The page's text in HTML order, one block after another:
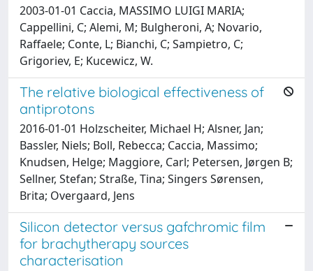
2003-01-01 Caccia, MASSIMO LUIGI MARIA;
Cappellini, C; Alemi, M; Bulgheroni, A; Novario,
Raffaele; Conte, L; Bianchi, C; Sampietro, C;
Grigoriev, E; Kucewicz, W.
The relative biological effectiveness of
antiprotons
2016-01-01 Holzscheiter, Michael H; Alsner, Jan;
Bassler, Niels; Boll, Rebecca; Caccia, Massimo;
Knudsen, Helge; Maggiore, Carl; Petersen, Jørgen B;
Sellner, Stefan; Straße, Tina; Singers Sørensen,
Brita; Overgaard, Jens
Silicon detector versus gafchromic film
for brachytherapy sources
characterisation